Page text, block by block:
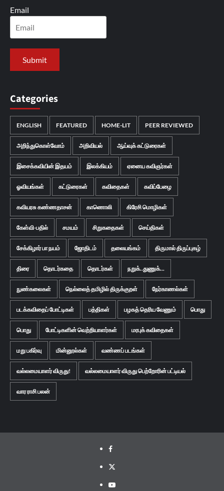
Email
Categories
ENGLISH FEATURED HOME-LIT PEER REVIEWED
அறிந்துகொள்வோம் அறிவியல் ஆய்வுக் கட்டுரைகள்
இசைக்கவியின் இதயம் இலக்கியம் ஏனைய கவிஞர்கள்
ஓவியங்கள் கட்டுரைகள் கவிதைகள் கவிப்பேழை
கவியரசு கண்ணதாசன் காணொலி கிரேசி மொழிகள்
கேள்வி-பதில் சமயம் சிறுகதைகள் செய்திகள்
சேக்கிழார் பா நயம் ஜோதிடம் தலையங்கம் திருமால் திருப்புகழ்
திரை தொடர்கதை தொடர்கள் நறுக்..துணுக்...
நுண்கலைகள் நெல்லைத் தமிழில் திருக்குறள் நேர்காணல்கள்
படக்கவிதைப் போட்டிகள் பத்திகள் பழகத் தெரிய வேணும் பொது
பொது போட்டிகளின் வெற்றியாளர்கள் மரபுக் கவிதைகள்
மறு பகிர்வு மின்னூல்கள் வண்ணப் படங்கள்
வல்லமையாளர் விருது! வல்லமையாளர் விருது பெற்றோரின் பட்டியல்
வார ராசி பலன்
Facebook
Twitter
Youtube